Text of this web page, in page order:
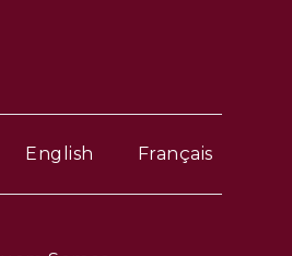
English Français